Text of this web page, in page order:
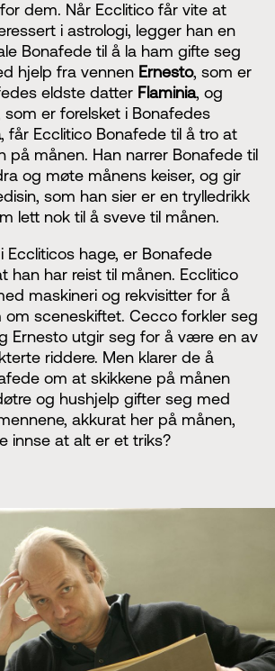
dem. Når Ecclitico får vite at
i astrologi, legger han en
Bonafede til å la ham gifte seg
hjelp fra vennen Ernesto, som er
eldste datter Flaminia, og
som er forelsket i Bonafedes
, får Ecclitico Bonafede til å tro at
på månen. Han narrer Bonafede til
og møte månens keiser, og gir
som han sier er en trylledrikk
lett nok til å sveve til månen.
Eccliticos hage, er Bonafede
han har reist til månen. Ecclitico
maskineri og rekvisitter for å
om sceneskiftet. Cecco forkler seg
Ernesto utgir seg for å være en av
riddere. Men klarer de å
om at skikkene på månen
og hushjelp gifter seg med
akkurat her på månen,
innse at alt er et triks?